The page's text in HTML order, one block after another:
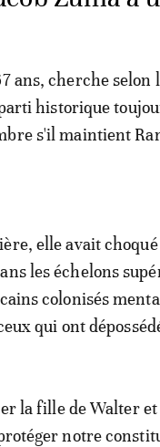
ans, cherche selon
historique
s'il maintient
elle avait
les échelons
colonisés
qui ont
la fille de Walter
notre